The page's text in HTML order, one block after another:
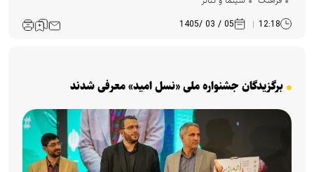
12:18
05 / 03 /1405
برگزیدگان جشنواره ملی «نسل امید» معرفی شدند